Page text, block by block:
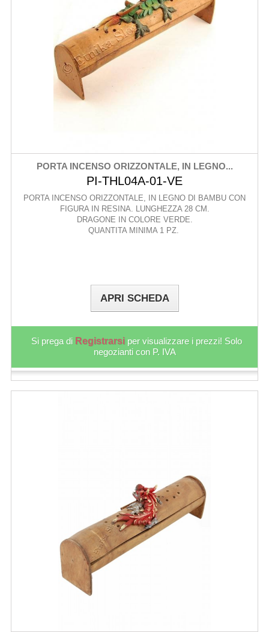
PORTA INCENSO ORIZZONTALE, IN LEGNO...
PI-THL04A-01-VE
PORTA INCENSO ORIZZONTALE, IN LEGNO DI BAMBU CON
FIGURA IN RESINA. LUNGHEZZA 28 CM.
DRAGONE IN COLORE VERDE.
QUANTITA MINIMA 1 PZ.
APRI SCHEDA
Si prega di Registrarsi per visualizzare i prezzi! Solo
negozianti con P. IVA